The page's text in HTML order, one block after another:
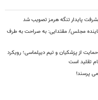
پایدار تنگه هرمز تصویب شد
مجلس/ مقتدایی: به صراحت به طرف
از پزشکیان و تیم دیپلماسی؛ رویکرد
تقلید است